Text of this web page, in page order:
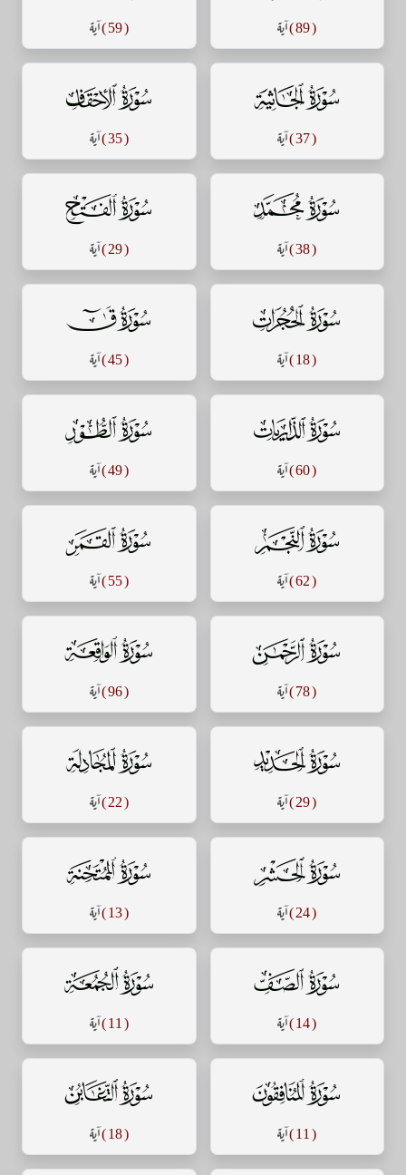
( 89 ) آية ( 59 ) آية
سورة الجاثية
( 37 ) آية
سورة الأحقاف
( 35 ) آية
سورة محمد
( 38 ) آية
سورة الفتح
( 29 ) آية
سورة الحجرات
( 18 ) آية
سورة ق
( 45 ) آية
سورة الذاريات
( 60 ) آية
سورة الطور
( 49 ) آية
سورة النجم
( 62 ) آية
سورة القمر
( 55 ) آية
سورة الرحمن
( 78 ) آية
سورة الواقعة
( 96 ) آية
سورة الحديد
( 29 ) آية
سورة المجادلة
( 22 ) آية
سورة الحشر
( 24 ) آية
سورة الممتحنة
( 13 ) آية
سورة الصف
( 14 ) آية
سورة الجمعة
( 11 ) آية
سورة المنافقون
( 11 ) آية
سورة التغابن
( 18 ) آية